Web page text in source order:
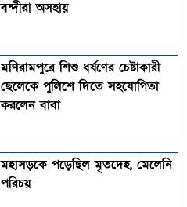
বন্দীরা অসহায়
মণিরামপুরে শিশু ধর্ষণের চেষ্টাকারী
ছেলেকে পুলিশে দিতে সহযোগিতা
করলেন বাবা
মহাসড়কে পড়েছিল মৃতদেহ, মেলেনি
পরিচয়